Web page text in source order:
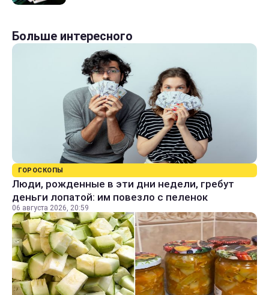
Больше интересного
ГОРОСКОПЫ
Люди, рожденные в эти дни недели, гребут
деньги лопатой: им повезло с пеленок
06 августа 2026, 20:59